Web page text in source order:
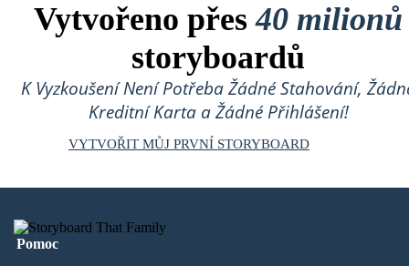
Vytvořeno přes40 milionů
storyboardů
K Vyzkoušení Není Potřeba Žádné Stahování,
Kreditní Karta a Žádné Přihlášení!
VYTVOŘIT MŮJ PRVNÍ STORYBOARD
Pomoc